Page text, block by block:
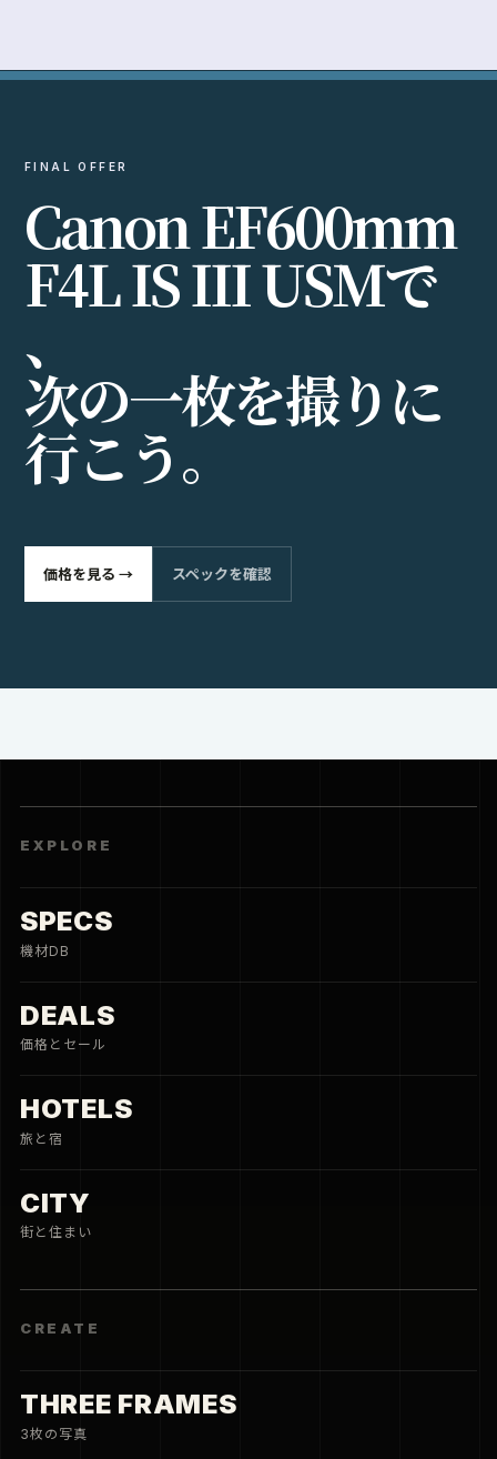
FINAL OFFER
CanonEF600mm
F4LISIIIUSMで
、
次の一枚を撮りに
行こう。
価格を見る → スペックを確認
EXPLORE
SPECS
機材DB
DEALS
価格とセール
HOTELS
旅と宿
CITY
街と住まい
CREATE
THREE FRAMES
3枚の写真